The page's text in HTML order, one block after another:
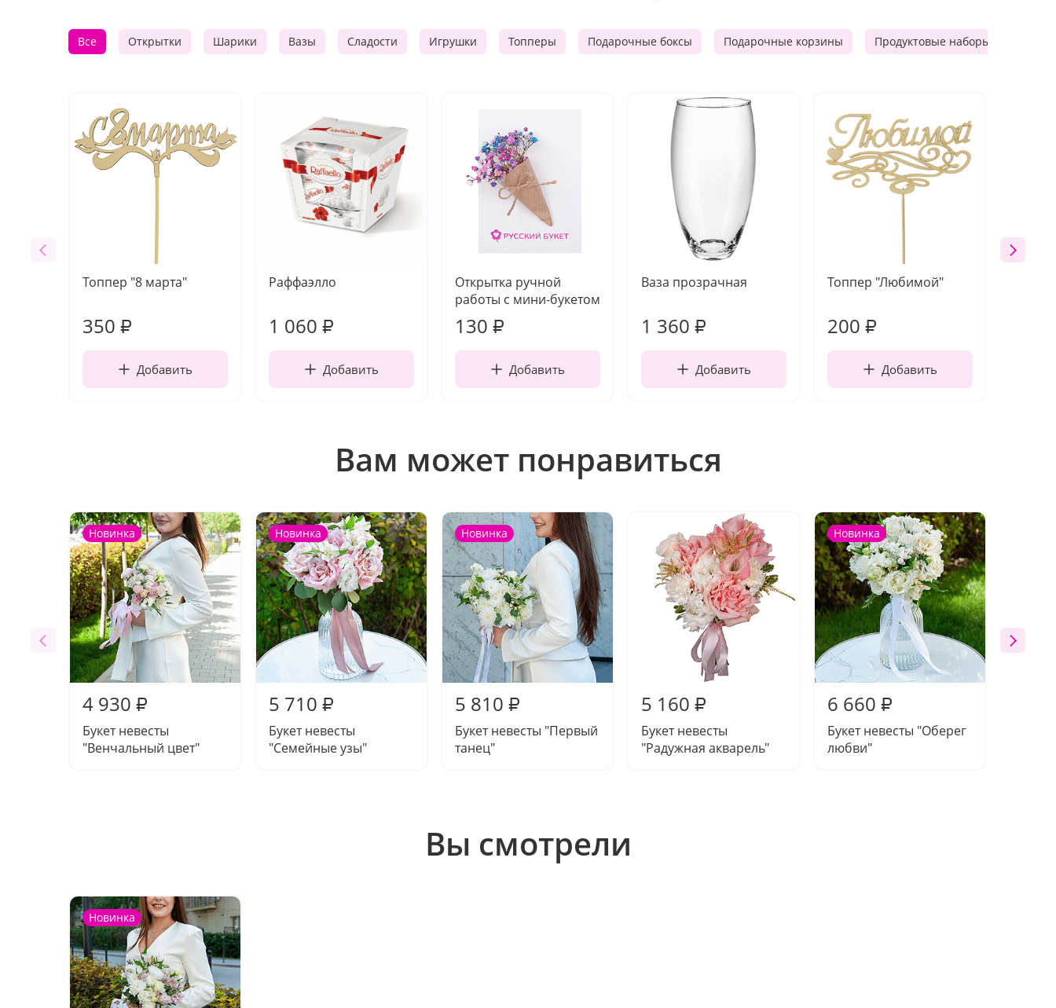
Все Открытки Шарики Вазы Сладости Игрушки Топперы Подарочные боксы Подарочные корзины Продуктовые наборы
Топпер "8 марта"
350 ₽
Добавить
Раффаэлло
1 060 ₽
Добавить
Открытка ручной
работы с мини-букетом
130 ₽
Добавить
Ваза прозрачная
1 360 ₽
Добавить
Топпер "Любимой"
200 ₽
Добавить
Вам может понравиться
Новинка
4 930 ₽
Букет невесты
"Венчальный цвет"
Новинка
5 710 ₽
Букет невесты
"Семейные узы"
Новинка
5 810 ₽
Букет невесты "Первый
танец"
5 160 ₽
Букет невесты
"Радужная акварель"
Новинка
6 660 ₽
Букет невесты "Оберег
любви"
Вы смотрели
Новинка